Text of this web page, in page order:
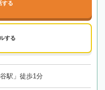
する
する
駅」徒歩1分